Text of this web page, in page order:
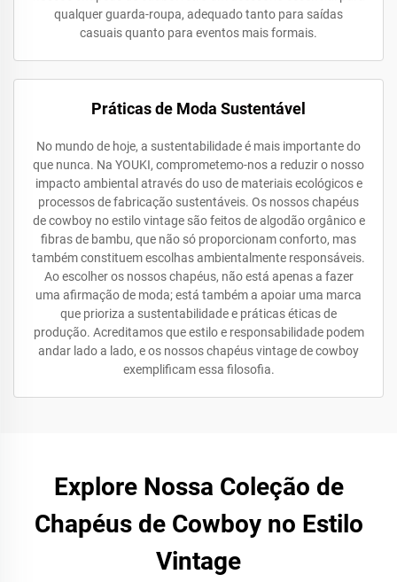
qualquer guarda-roupa, adequado tanto para saídas
casuais quanto para eventos mais formais.
Práticas de Moda Sustentável
No mundo de hoje, a sustentabilidade é mais importante do
que nunca. Na YOUKI, comprometemo-nos a reduzir o nosso
impacto ambiental através do uso de materiais ecológicos e
processos de fabricação sustentáveis. Os nossos chapéus
de cowboy no estilo vintage são feitos de algodão orgânico e
fibras de bambu, que não só proporcionam conforto, mas
também constituem escolhas ambientalmente responsáveis.
Ao escolher os nossos chapéus, não está apenas a fazer
uma afirmação de moda; está também a apoiar uma marca
que prioriza a sustentabilidade e práticas éticas de
produção. Acreditamos que estilo e responsabilidade podem
andar lado a lado, e os nossos chapéus vintage de cowboy
exemplificam essa filosofia.
Explore Nossa Coleção de
Chapéus de Cowboy no Estilo
Vintage